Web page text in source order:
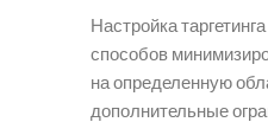
Настройка
способов
на определенную
дополнительные